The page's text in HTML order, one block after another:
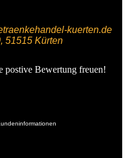
kuerten.de
51515 Kürten
postive Bewertung freuen!